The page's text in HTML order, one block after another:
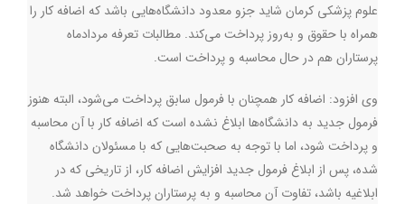
علوم پزشکی کرمان شاید جزو معدود دانشگاه‌هایی باشد که اضافه کار را
همراه با حقوق و به‌روز پرداخت می‌کند. مطالبات تعرفه مردادماه
پرستاران هم در حال محاسبه و پرداخت است.
وی افزود: اضافه کار همچنان با فرمول سابق پرداخت می‌شود، البته هنوز
فرمول جدید به دانشگاه‌ها ابلاغ نشده است که اضافه کار با آن محاسبه
و پرداخت شود، اما با توجه به صحبت‌هایی که با مسئولان دانشگاه
شده، پس از ابلاغ فرمول جدید افزایش اضافه کار، از تاریخی که در
ابلاغیه باشد، تفاوت آن محاسبه و به پرستاران پرداخت خواهد شد.